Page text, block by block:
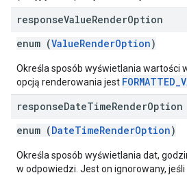
responseValueRenderOption
enum (ValueRenderOption)
Określa sposób wyświetlania wartości
opcją renderowania jest
responseDateTimeRenderOption
enum (DateTimeRenderOption)
Określa sposób wyświetlania dat,
w odpowiedzi. Jest on ignorowany, jeśli